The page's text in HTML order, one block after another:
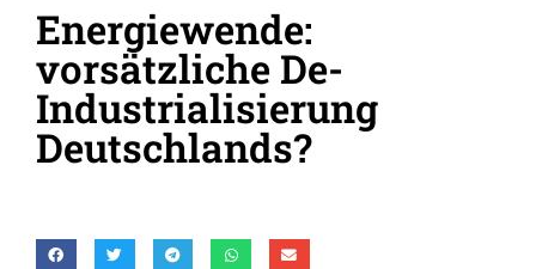
Energiewende:
vorsätzliche De-
Industrialisierung
Deutschlands?